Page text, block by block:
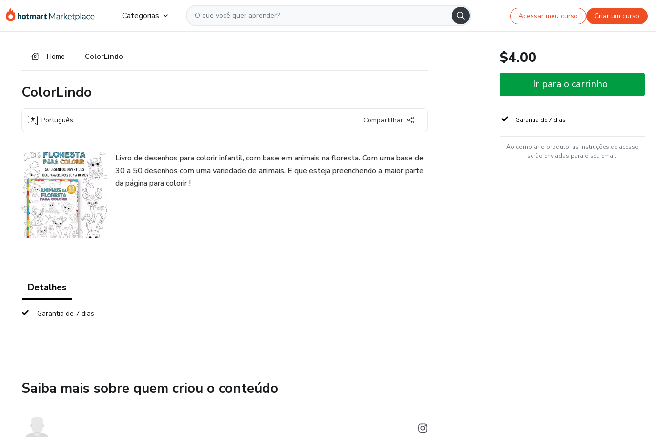
para
para
para
Categorias Acessar meu curso Criar um curso
Home ColorLindo
ColorLindo
Português Compartilhar
Livro de desenhos para colorir infantil, com base em animais na floresta. Com uma base de
30 a 50 desenhos com uma variedade de animais. E que esteja preenchendo a maior parte
da página para colorir !
Detalhes
Garantia de 7 dias
Saiba mais sobre quem criou o conteúdo
$4.00
Ir para o carrinho
Garantia de 7 dias
Ao comprar o produto, as instruções de acesso
serão enviadas para o seu email.